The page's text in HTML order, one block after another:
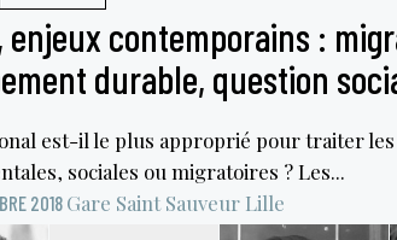
enjeux contemporains :
durable, question
est-il le plus approprié pour traiter
sociales ou migratoires ? Les...
2018Gare Saint Sauveur Lille